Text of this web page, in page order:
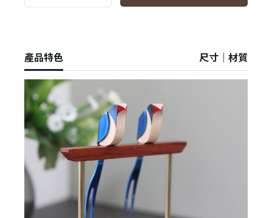
產品特色 尺寸｜材質